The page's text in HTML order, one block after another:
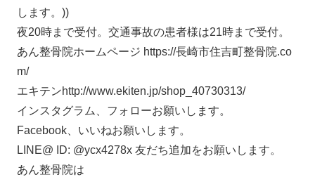
します。))
夜20時まで受付。交通事故の患者様は21時まで受付。
あん整骨院ホームページ https://長崎市住吉町整骨院.co
m/
エキテンhttp://www.ekiten.jp/shop_40730313/
インスタグラム、フォローお願いします。
Facebook、いいねお願いします。
LINE@ ID: @ycx4278x 友だち追加をお願いします。
あん整骨院は